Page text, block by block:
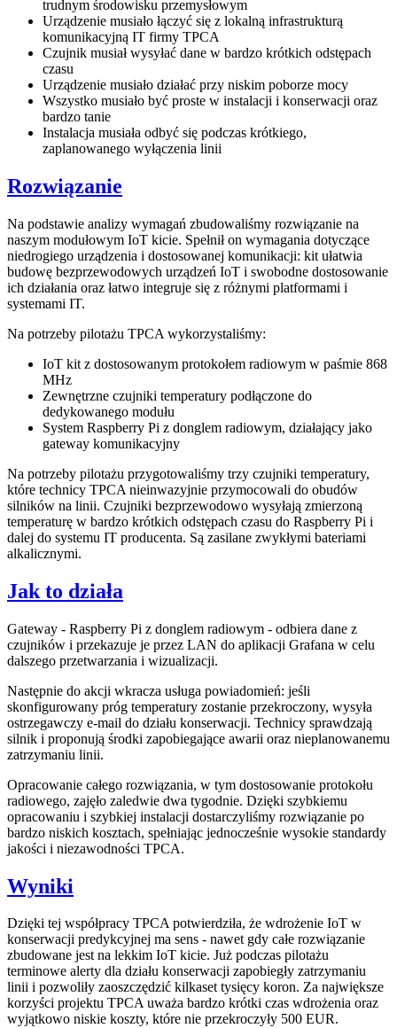
trudnym środowisku przemysłowym
Urządzenie musiało łączyć się z lokalną infrastrukturą
komunikacyjną IT firmy TPCA
Czujnik musiał wysyłać dane w bardzo krótkich odstępach
czasu
Urządzenie musiało działać przy niskim poborze mocy
Wszystko musiało być proste w instalacji i konserwacji oraz
bardzo tanie
Instalacja musiała odbyć się podczas krótkiego,
zaplanowanego wyłączenia linii
Rozwiązanie
Na podstawie analizy wymagań zbudowaliśmy rozwiązanie na
naszym modułowym IoT kicie. Spełnił on wymagania dotyczące
niedrogiego urządzenia i dostosowanej komunikacji: kit ułatwia
budowę bezprzewodowych urządzeń IoT i swobodne dostosowanie
ich działania oraz łatwo integruje się z różnymi platformami i
systemami IT.
Na potrzeby pilotażu TPCA wykorzystaliśmy:
IoT kit z dostosowanym protokołem radiowym w paśmie 868
MHz
Zewnętrzne czujniki temperatury podłączone do
dedykowanego modułu
System Raspberry Pi z donglem radiowym, działający jako
gateway komunikacyjny
Na potrzeby pilotażu przygotowaliśmy trzy czujniki temperatury,
które technicy TPCA nieinwazyjnie przymocowali do obudów
silników na linii. Czujniki bezprzewodowo wysyłają zmierzoną
temperaturę w bardzo krótkich odstępach czasu do Raspberry Pi i
dalej do systemu IT producenta. Są zasilane zwykłymi bateriami
alkalicznymi.
Jak to działa
Gateway - Raspberry Pi z donglem radiowym - odbiera dane z
czujników i przekazuje je przez LAN do aplikacji Grafana w celu
dalszego przetwarzania i wizualizacji.
Następnie do akcji wkracza usługa powiadomień: jeśli
skonfigurowany próg temperatury zostanie przekroczony, wysyła
ostrzegawczy e-mail do działu konserwacji. Technicy sprawdzają
silnik i proponują środki zapobiegające awarii oraz nieplanowanemu
zatrzymaniu linii.
Opracowanie całego rozwiązania, w tym dostosowanie protokołu
radiowego, zajęło zaledwie dwa tygodnie. Dzięki szybkiemu
opracowaniu i szybkiej instalacji dostarczyliśmy rozwiązanie po
bardzo niskich kosztach, spełniając jednocześnie wysokie standardy
jakości i niezawodności TPCA.
Wyniki
Dzięki tej współpracy TPCA potwierdziła, że wdrożenie IoT w
konserwacji predykcyjnej ma sens - nawet gdy całe rozwiązanie
zbudowane jest na lekkim IoT kicie. Już podczas pilotażu
terminowe alerty dla działu konserwacji zapobiegły zatrzymaniu
linii i pozwoliły zaoszczędzić kilkaset tysięcy koron. Za największe
korzyści projektu TPCA uważa bardzo krótki czas wdrożenia oraz
wyjątkowo niskie koszty, które nie przekroczyły 500 EUR.